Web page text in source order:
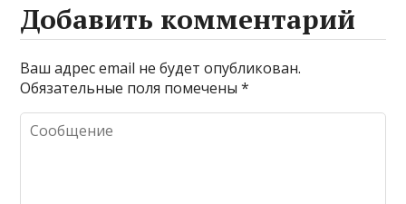
Добавить комментарий
Ваш адрес email не будет опубликован.
Обязательные поля помечены*